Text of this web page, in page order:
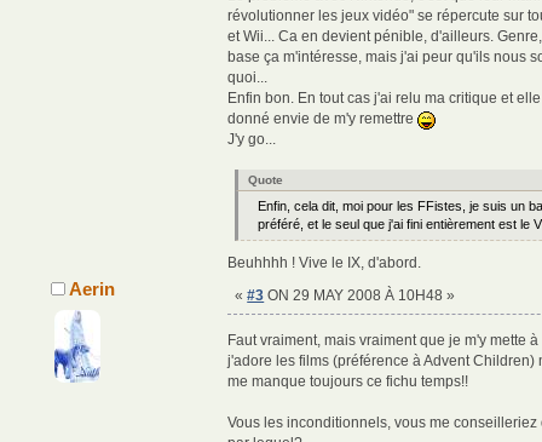
révolutionner les jeux vidéo" se répercute sur
et Wii... Ca en devient pénible, d'ailleurs.
base ça m'intéresse, mais j'ai peur qu'ils nous
quoi...
Enfin bon. En tout cas j'ai relu ma critique et
donné envie de m'y remettre
J'y go...
Quote
Enfin, cela dit, moi pour les FFistes, je suis un
préféré, et le seul que j'ai fini entièrement est le
Beuhhhh ! Vive le IX, d'abord.
Aerin «#3 ON 29 MAY 2008 À 10H48 »
Faut vraiment, mais vraiment que je m'y mette à
j'adore les films (préférence à Advent Children)
me manque toujours ce fichu temps!!
Vous les inconditionnels, vous me conseilleriez